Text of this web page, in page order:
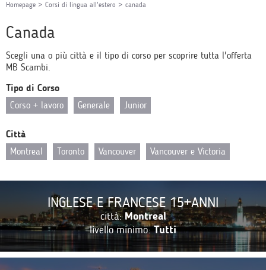
Homepage > Corsi di lingua all'estero > canada
Canada
Scegli una o più città e il tipo di corso per scoprire tutta l'offerta
MB Scambi.
Tipo di Corso
Corso + lavoro
Generale Junior
Città
Montreal
Toronto Vancouver Vancouver e Victoria
INGLESE E FRANCESE 15+ANNI
città:Montreal
livello minimo:Tutti